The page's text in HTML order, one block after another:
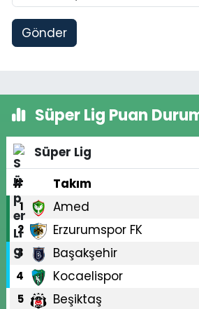
Gönder
Süper Lig Puan
Süper Lig
#
Takım
1 Amed
2 Erzurumspor FK
3 Başakşehir
4 Kocaelispor
5 Beşiktaş